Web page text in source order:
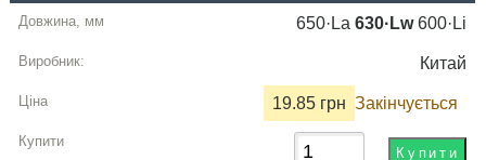
650·La630·Lw600·Li
Китай
19.85 грн Закінчується